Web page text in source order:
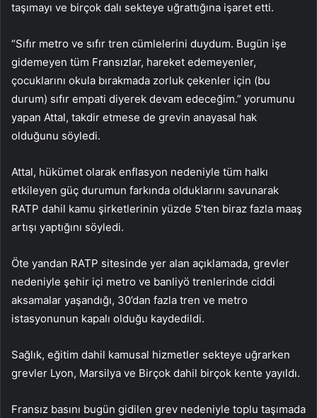
taşımayı ve birçok dalı sekteye uğrattığına işaret etti.
“Sıfır metro ve sıfır tren cümlelerini duydum. Bugün işe
gidemeyen tüm Fransızlar, hareket edemeyenler,
çocuklarını okula bırakmada zorluk çekenler için (bu
durum) sıfır empati diyerek devam edeceğim.” yorumunu
yapan Attal, takdir etmese de grevin anayasal hak
olduğunu söyledi.
Attal, hükümet olarak enflasyon nedeniyle tüm halkı
etkileyen güç durumun farkında olduklarını savunarak
RATP dahil kamu şirketlerinin yüzde 5’ten biraz fazla maaş
artışı yaptığını söyledi.
Öte yandan RATP sitesinde yer alan açıklamada, grevler
nedeniyle şehir içi metro ve banliyö trenlerinde ciddi
aksamalar yaşandığı, 30’dan fazla tren ve metro
istasyonunun kapalı olduğu kaydedildi.
Sağlık, eğitim dahil kamusal hizmetler sekteye uğrarken
grevler Lyon, Marsilya ve Birçok dahil birçok kente yayıldı.
Fransız basını bugün gidilen grev nedeniyle toplu taşımada